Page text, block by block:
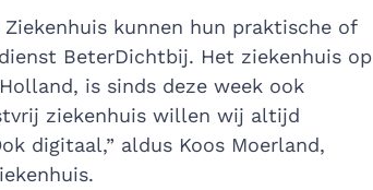
kunnen hun praktische of
BeterDichtbij. Het ziekenhuis op
is sinds deze week ook
ziekenhuis willen wij altijd
digitaal,” aldus Koos Moerland,